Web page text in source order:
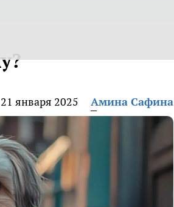
21 января 2025 Амина Сафина